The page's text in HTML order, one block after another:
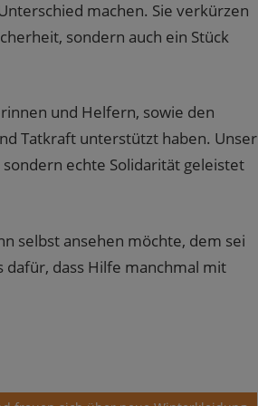
machen. Sie verkürzen
sondern auch ein Stück
und Helfern, sowie den
Tatkraft unterstützt haben. Unser
echte Solidarität geleistet
selbst ansehen möchte, dem sei
dafür, dass Hilfe manchmal mit